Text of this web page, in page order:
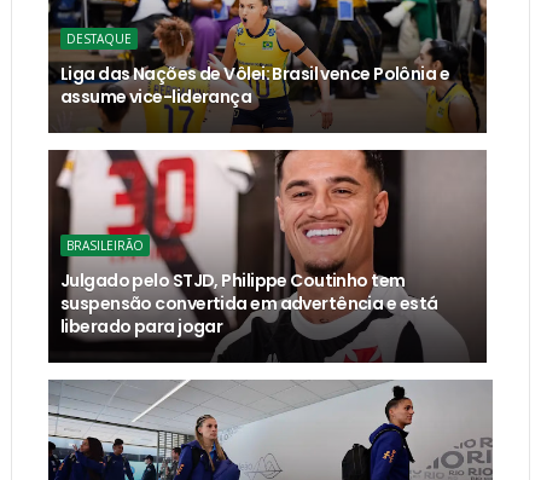
DESTAQUE
Liga das Nações de Vôlei: Brasil vence Polônia e
assume vice-liderança
BRASILEIRÃO
Julgado pelo STJD, Philippe Coutinho tem
suspensão convertida em advertência e está
liberado para jogar